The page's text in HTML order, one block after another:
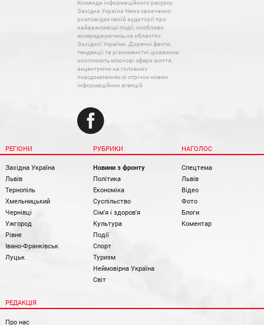
Команда інформаційного ресурсу
Західна Україна News своєчасно
розповідає своїй аудиторії про
найважливіші події, особливо
зосереджуючись на областях
Західної України. Доречні факти,
тенденції та різноманітні цікавинки
охоплюють ключові сфери життя,
акцентуючи на головних
повідомленнях зі стрічок новин
інформаційних агенцій
РЕГІОНИ
Західна Україна
Львів
Тернопіль
Хмельницький
Чернівці
Ужгород
Рівне
Івано-Франківськ
Луцьк
РУБРИКИ
Новини з фронту
Політика
Економіка
Суспільство
Сім'я і здоров'я
Культура
Події
Спорт
Туризм
Неймовірна Україна
Світ
НАГОЛОС
Спецтема
Львів
Відео
Фото
Блоги
Коментар
РЕДАКЦІЯ
Про нас